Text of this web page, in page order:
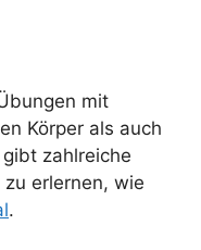
mit
Körper als auch
zahlreiche
zu erlernen, wie
.